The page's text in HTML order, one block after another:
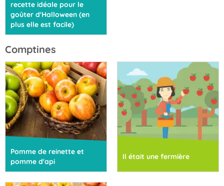
recette idéale pour le
goûter d'Halloween (en
plus elle est facile)
Comptines
Pomme de reinette et
pomme d'api
Il était une fermière